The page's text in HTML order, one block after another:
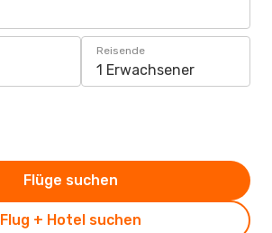
Reisende
1 Erwachsener
Flug + Hotel suchen
Flüge suchen